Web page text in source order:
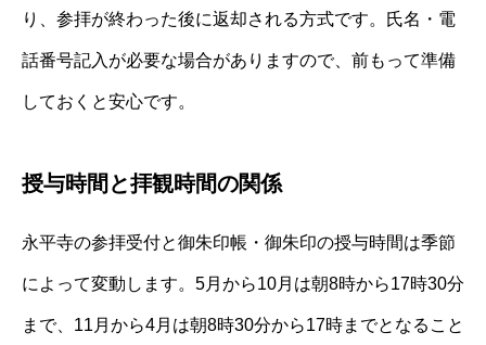
り、参拝が終わった後に返却される方式です。氏名・電
話番号記入が必要な場合がありますので、前もって準備
しておくと安心です。
授与時間と拝観時間の関係
永平寺の参拝受付と御朱印帳・御朱印の授与時間は季節
によって変動します。5月から10月は朝8時から17時30分
まで、11月から4月は朝8時30分から17時までとなること